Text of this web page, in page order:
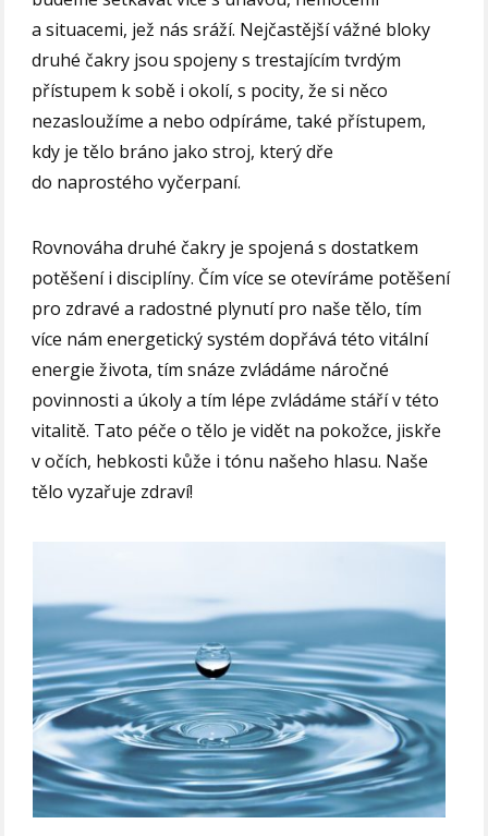
a situacemi, jež nás sráží. Nejčastější vážné bloky
druhé čakry jsou spojeny s trestajícím tvrdým
přístupem k sobě i okolí, s pocity, že si něco
nezasloužíme a nebo odpíráme, také přístupem,
kdy je tělo bráno jako stroj, který dře
do naprostého vyčerpaní.
Rovnováha druhé čakry je spojená s dostatkem
potěšení i disciplíny. Čím více se otevíráme potěšení
pro zdravé a radostné plynutí pro naše tělo, tím
více nám energetický systém dopřává této vitální
energie života, tím snáze zvládáme náročné
povinnosti a úkoly a tím lépe zvládáme stáří v této
vitalitě. Tato péče o tělo je vidět na pokožce, jiskře
v očích, hebkosti kůže i tónu našeho hlasu. Naše
tělo vyzařuje zdraví!